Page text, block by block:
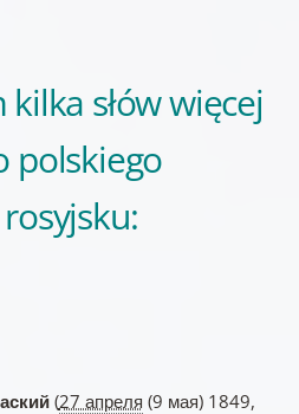
słów więcej
polskiego
(27 апреля (9 мая) 1849,